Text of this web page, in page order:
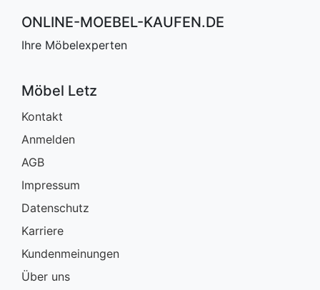
ONLINE-MOEBEL-KAUFEN.DE
Ihre Möbelexperten
Möbel Letz
Kontakt
Anmelden
AGB
Impressum
Datenschutz
Karriere
Kundenmeinungen
Über uns